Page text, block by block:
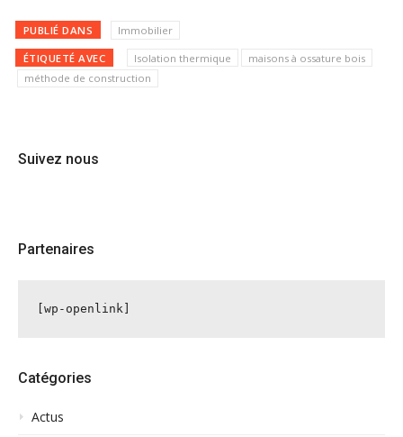
PUBLIÉ DANS Immobilier
ÉTIQUETÉ AVEC Isolation thermique
maisons à ossature bois
méthode de construction
Suivez nous
Partenaires
[wp-openlink]
Catégories
Actus